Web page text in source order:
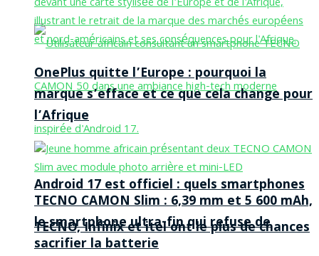
Android 17 est officiel : quels smartphones
TECNO, Infinix et itel ont le plus de chances
OnePlus quitte l’Europe : pourquoi la
marque s’efface et ce que cela change pour
l’Afrique
TECNO CAMON Slim : 6,39 mm et 5 600 mAh,
le smartphone ultra-fin qui refuse de
sacrifier la batterie